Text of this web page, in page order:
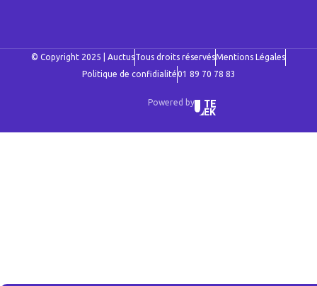
© Copyright 2025 | AuctusTous droits réservésMentions Légales
Politique de confidialité01 89 70 78 83
Powered by